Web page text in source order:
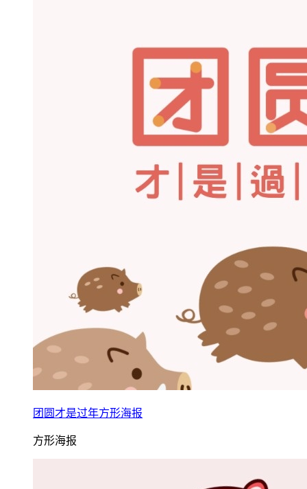
团圆才是过年方形海报
方形海报